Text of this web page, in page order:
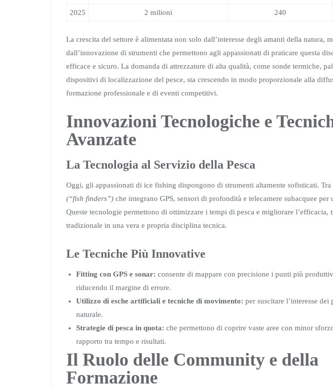
2025 2 milioni 240
La crescita del settore è alimentata non solo dall’interesse degli amanti della natura,
dall’innovazione di strumenti che permettono agli appassionati di praticare questa
efficace e sicuro. La domanda di attrezzature di alta qualità, come sonde termiche,
dispositivi di localizzazione del pesce, sta crescendo in modo proporzionale alla
formazione professionale e di eventi competitivi.
Innovazioni Tecnologiche e
Avanzate
La Tecnologia al Servizio della Pesca
Oggi, gli appassionati di ice fishing dispongono di strumenti altamente sofisticati.
(“fish finders”) che integrano GPS, sensori di profondità e telecamere subacquee per
Queste tecnologie permettono di ottimizzare i tempi di pesca e migliorare l’efficacia,
tradizionale in una vera e propria disciplina tecnica.
Le Tecniche Più Innovative
Fitting con GPS e sonar: consente di mappare con precisione i punti più
riducendo il margine di errore.
Utilizzo di esche artificiali e tecniche di movimento: per suscitare l’interesse
naturale.
Strategie di pesca in quota: che permettono di coprire vaste aree con minor
rapporto tra tempo e risultati.
Il Ruolo delle Community e della
Formazione